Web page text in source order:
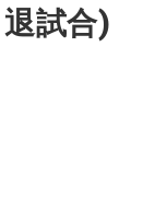
試合)